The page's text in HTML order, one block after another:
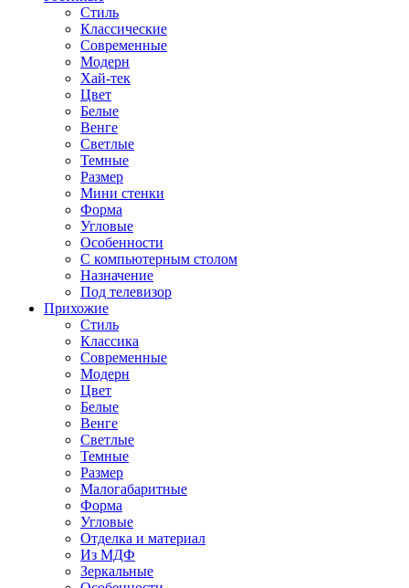
Стиль
Классические
Современные
Модерн
Хай-тек
Цвет
Белые
Венге
Светлые
Темные
Размер
Мини стенки
Форма
Угловые
Особенности
С компьютерным столом
Назначение
Под телевизор
Прихожие
Стиль
Классика
Современные
Модерн
Цвет
Белые
Венге
Светлые
Темные
Размер
Малогабаритные
Форма
Угловые
Отделка и материал
Из МДФ
Зеркальные